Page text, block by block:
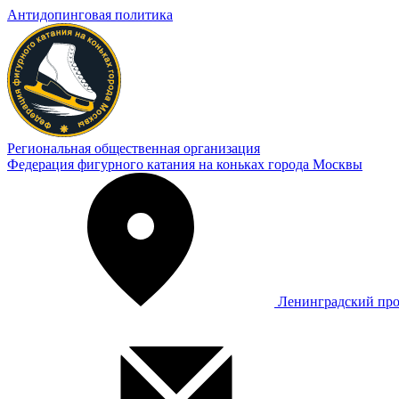
Антидопинговая политика
Региональная общественная организация
Федерация фигурного катания на коньках города Москвы
Ленинградский